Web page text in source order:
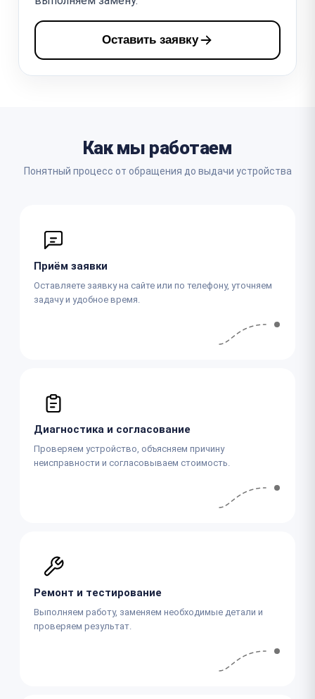
Оставить заявку
Как мы работаем
Понятный процесс от обращения до выдачи устройства
Приём заявки
Оставляете заявку на сайте или по телефону, уточняем
задачу и удобное время.
Диагностика и согласование
Проверяем устройство, объясняем причину
неисправности и согласовываем стоимость.
Ремонт и тестирование
Выполняем работу, заменяем необходимые детали и
проверяем результат.